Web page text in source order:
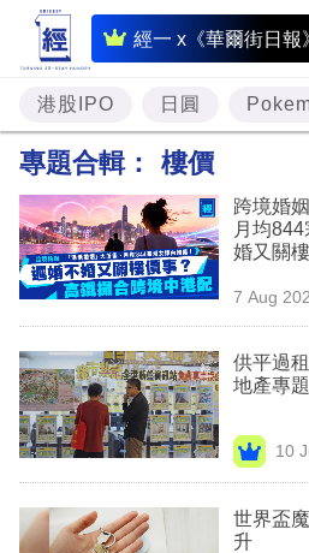
經一 x《華爾街日報
即
時
財
經
題
投
資
樓
市
理
商
港股IPO 日圓
專題合輯： 樓價
跨境婚
月均
婚又關
7 Aug
供平過租結束 樓價
地產專題
10
世界盃
升